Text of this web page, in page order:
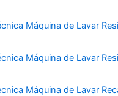
Máquina de Lavar
Máquina de Lavar
Máquina de Lavar